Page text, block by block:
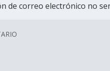
de correo electrónico no